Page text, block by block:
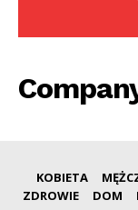
KOBIETA
ZDROWIE
DOM